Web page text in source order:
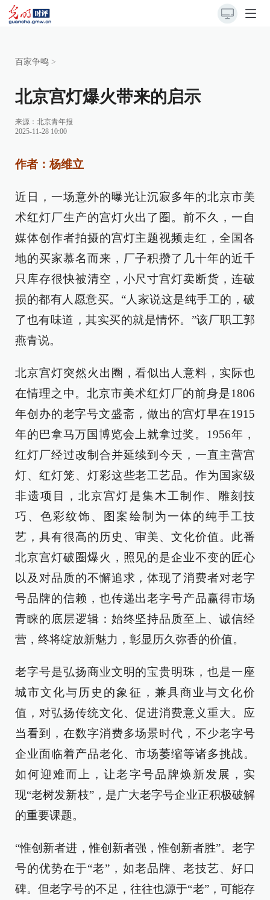
百家争鸣 >
北京宫灯爆火带来的启示
来源： 北京青年报
2025-11-28 10:00
作者：杨维立
近日，一场意外的曝光让沉寂多年的北京市美
术红灯厂生产的宫灯火出了圈。前不久，一自
媒体创作者拍摄的宫灯主题视频走红，全国各
地的买家慕名而来，厂子积攒了几十年的近千
只库存很快被清空，小尺寸宫灯卖断货，连破
损的都有人愿意买。“人家说这是纯手工的，破
了也有味道，其实买的就是情怀。”该厂职工郭
燕青说。
北京宫灯突然火出圈，看似出人意料，实际也
在情理之中。北京市美术红灯厂的前身是1806
年创办的老字号文盛斋，做出的宫灯早在1915
年的巴拿马万国博览会上就拿过奖。1956年，
红灯厂经过改制合并延续到今天，一直主营宫
灯、红灯笼、灯彩这些老工艺品。作为国家级
非遗项目，北京宫灯是集木工制作、雕刻技
巧、色彩纹饰、图案绘制为一体的纯手工技
艺，具有很高的历史、审美、文化价值。此番
北京宫灯破圈爆火，照见的是企业不变的匠心
以及对品质的不懈追求，体现了消费者对老字
号品牌的信赖，也传递出老字号产品赢得市场
青睐的底层逻辑：始终坚持品质至上、诚信经
营，终将绽放新魅力，彰显历久弥香的价值。
老字号是弘扬商业文明的宝贵明珠，也是一座
城市文化与历史的象征，兼具商业与文化价
值，对弘扬传统文化、促进消费意义重大。应
当看到，在数字消费多场景时代，不少老字号
企业面临着产品老化、市场萎缩等诸多挑战。
如何迎难而上，让老字号品牌焕新发展，实
现“老树发新枝”，是广大老字号企业正积极破解
的重要课题。
“惟创新者进，惟创新者强，惟创新者胜”。老字
号的优势在于“老”，如老品牌、老技艺、好口
碑。但老字号的不足，往往也源于“老”，可能存